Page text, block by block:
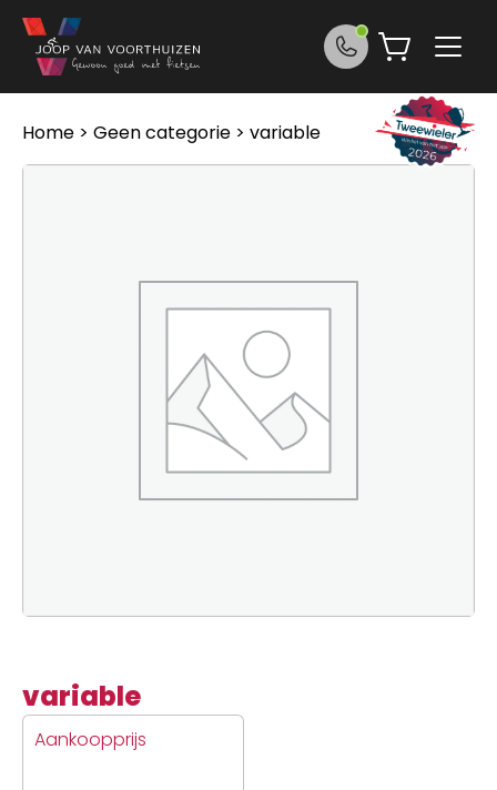
Ga naar de inhoud
Home > Geen categorie > variable
variable
Aankoopprijs